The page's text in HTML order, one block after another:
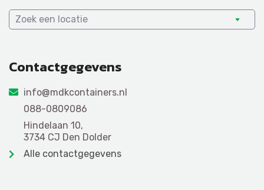
Zoek een locatie
Contactgegevens
info@mdkcontainers.nl
088-0809086
Hindelaan 10,
3734 CJ Den Dolder
Alle contactgegevens